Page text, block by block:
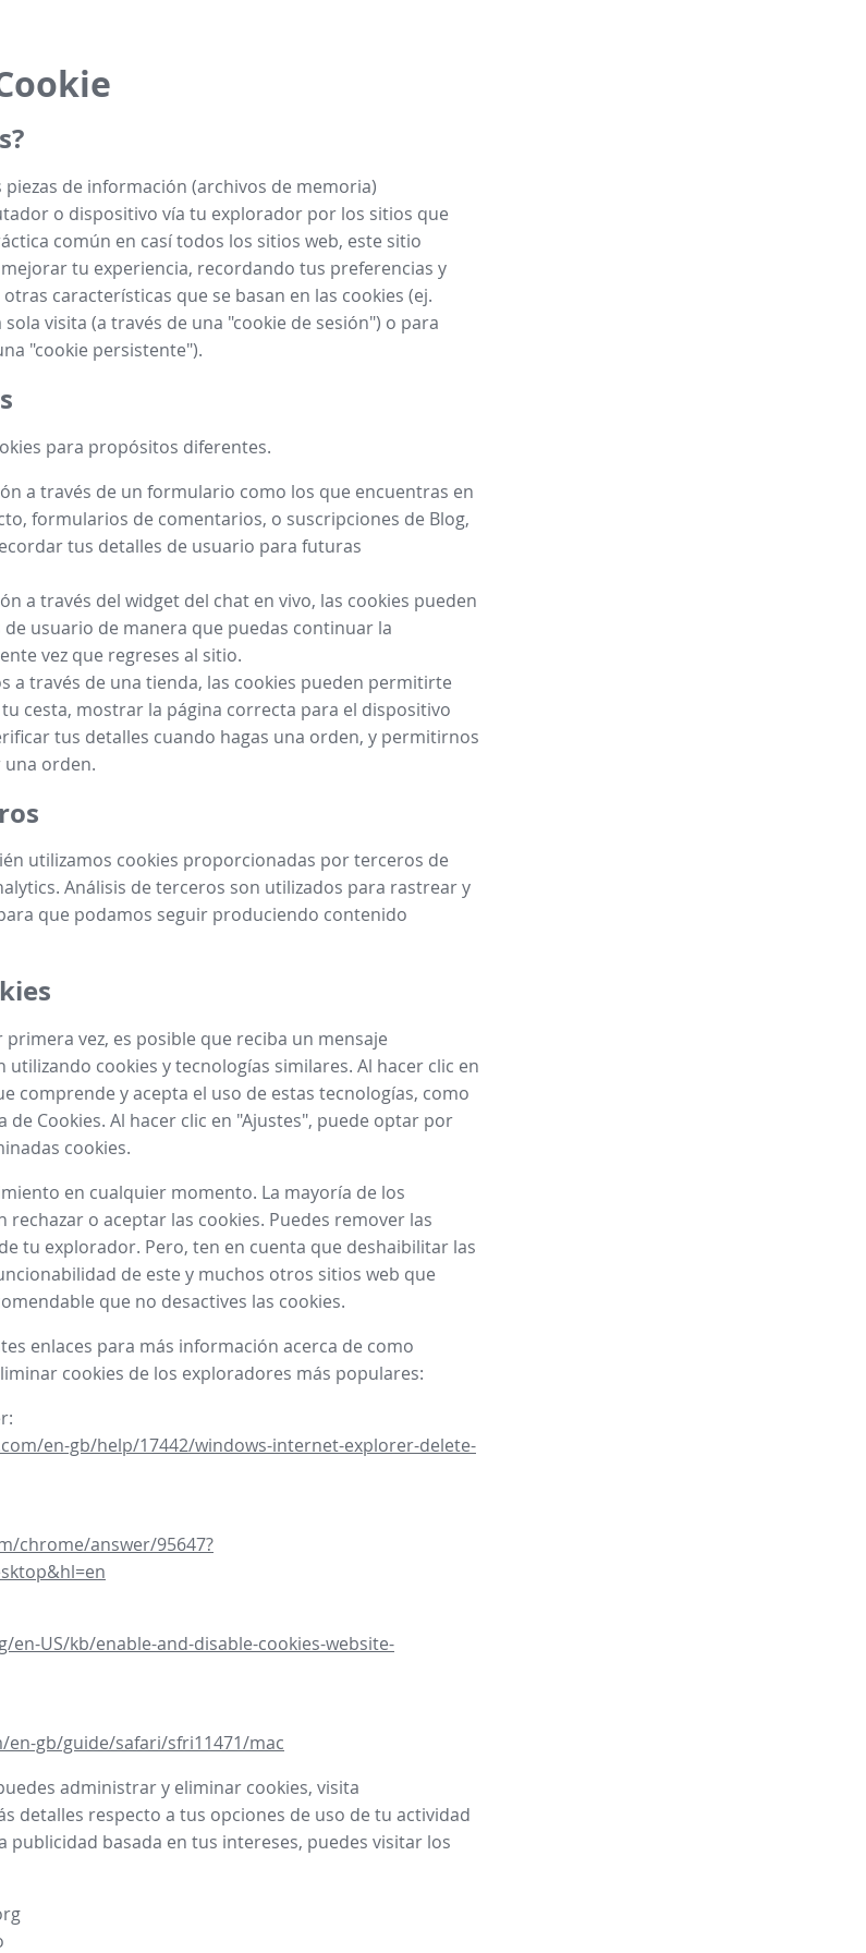
piezas de información (archivos de memoria)
o dispositivo vía tu explorador por los sitios que
común en casí todos los sitios web, este sitio
tu experiencia, recordando tus preferencias y
características que se basan en las cookies (ej.
visita (a través de una "cookie de sesión") o para
"cookie persistente").
para propósitos diferentes.
a través de un formulario como los que encuentras en
formularios de comentarios, o suscripciones de Blog,
tus detalles de usuario para futuras
a través del widget del chat en vivo, las cookies pueden
usuario de manera que puedas continuar la
vez que regreses al sitio.
a través de una tienda, las cookies pueden permitirte
cesta, mostrar la página correcta para el dispositivo
tus detalles cuando hagas una orden, y permitirnos
orden.
utilizamos cookies proporcionadas por terceros de
Análisis de terceros son utilizados para rastrear y
que podamos seguir produciendo contenido
vez, es posible que reciba un mensaje
cookies y tecnologías similares. Al hacer clic en
comprende y acepta el uso de estas tecnologías, como
de Cookies. Al hacer clic en "Ajustes", puede optar por
cookies.
en cualquier momento. La mayoría de los
o aceptar las cookies. Puedes remover las
tu explorador. Pero, ten en cuenta que deshaibilitar las
de este y muchos otros sitios web que
que no desactives las cookies.
enlaces para más información acerca de como
cookies de los exploradores más populares:
en-gb/help/17442/windows-internet-explorer-delete-
chrome/answer/95647?
US/kb/enable-and-disable-cookies-website-
gb/guide/safari/sfri11471/mac
administrar y eliminar cookies, visita
detalles respecto a tus opciones de uso de tu actividad
publicidad basada en tus intereses, puedes visitar los